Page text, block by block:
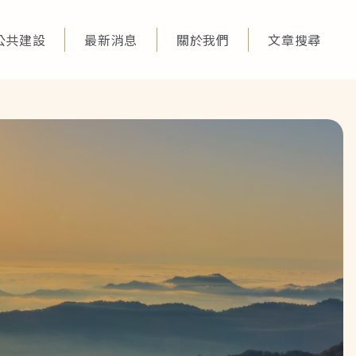
共建設 最新消息 關於我們 文章搜尋